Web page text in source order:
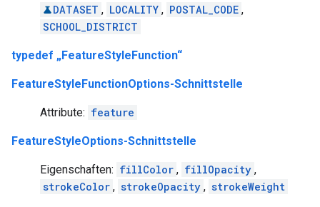
DATASET , LOCALITY , POSTAL_CODE ,
SCHOOL_DISTRICT
typedef „FeatureStyleFunction“
FeatureStyleFunctionOptions-Schnittstelle
Attribute: feature
FeatureStyleOptions-Schnittstelle
Eigenschaften: fillColor , fillOpacity ,
strokeColor , strokeOpacity , strokeWeight